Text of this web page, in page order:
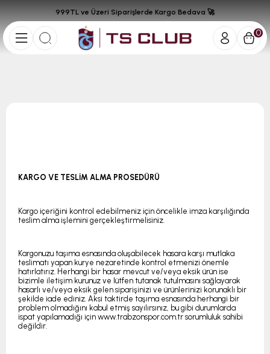
0
999TL ve Üzeri Siparişlerde Kargo Bedava 🚀
KARGO VE TESLİM ALMA PROSEDÜRÜ
Kargo içeriğini kontrol edebilmeniz için öncelikle imza karşılığında
teslim alma işlemini gerçekleştirmelisiniz.
Kargonuzu taşıma esnasında oluşabilecek hasara karşı mutlaka
teslimatı yapan kurye nezaretinde kontrol etmenizi önemle
hatırlatırız. Herhangi bir hasar mevcut ve/veya eksik ürün ise
bizimle iletişim kurunuz ve lütfen tutanak tutulmasını sağlayarak
hasarlı ve/veya eksik gelen siparişinizi ve ürünlerinizi korunaklı bir
şekilde iade ediniz. Aksi taktirde taşıma esnasında herhangi bir
problem olmadığını kabul etmiş sayılırsınız, bu gibi durumlarda
ispat yapılamadığı için www.trabzonspor.com.tr sorumluluk sahibi
değildir.